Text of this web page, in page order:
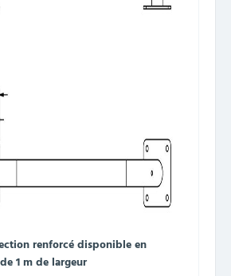
renforcé disponible en
1 m de largeur